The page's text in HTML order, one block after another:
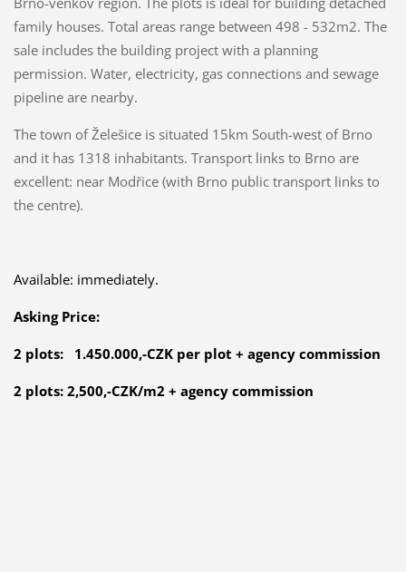
family houses. Total areas range between 498 - 532m2. The
sale includes the building project with a planning
permission. Water, electricity, gas connections and sewage
pipeline are nearby.
The town of Želešice is situated 15km South-west of Brno
and it has 1318 inhabitants. Transport links to Brno are
excellent: near Modřice (with Brno public transport links to
the centre).
Available: immediately.
Asking Price:
2 plots: 1.450.000,-CZK per plot + agency commission
2 plots: 2,500,-CZK/m2 + agency commission